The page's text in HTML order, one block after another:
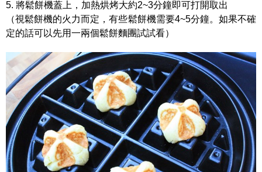
5. 將鬆餅機蓋上，加熱烘烤大約2~3分鐘即可打開取出
（視鬆餅機的火力而定，有些鬆餅機需要4~5分鐘。如果不確
定的話可以先用一兩個鬆餅麵團試試看）